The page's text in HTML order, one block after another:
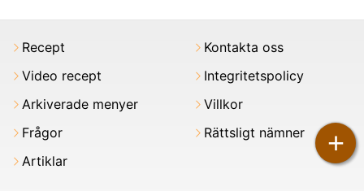
+
Recept
Video recept
Arkiverade menyer
Frågor
Artiklar
Kontakta oss
Integritetspolicy
Villkor
Rättsligt nämner